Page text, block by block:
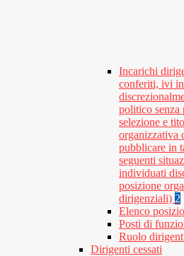
Incarichi
conferiti, ivi
politico senza
selezione e
organizzativa
pubblicare in
seguenti
individuati
posizione
dirigenziali) 2
Elenco
Posti di
Ruolo
Dirigenti cessati